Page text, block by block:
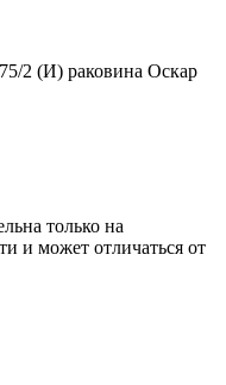
2 (И) раковина Оскар
только на
и может отличаться от